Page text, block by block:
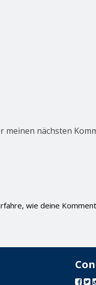
meinen nächsten
wie deine